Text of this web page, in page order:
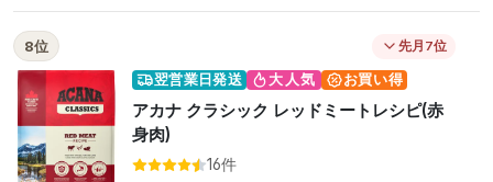
8位 先月7位
翌営業日発送 大人気 お買い得
アカナ クラシック レッドミートレシピ(赤
身肉)
16件